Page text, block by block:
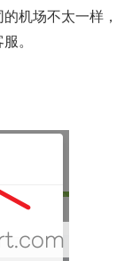
机场不太一样，
。